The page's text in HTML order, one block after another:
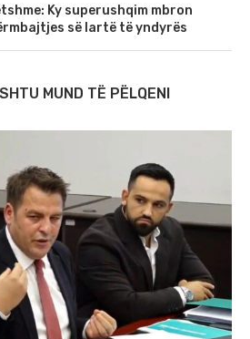
Ky superushqim mbron
së lartë të yndyrës
MUND TË PËLQENI